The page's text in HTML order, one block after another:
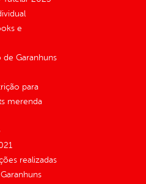
e
de Garanhuns
para
merenda
realizadas